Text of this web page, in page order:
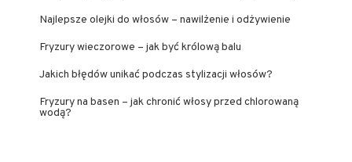
Najlepsze olejki do włosów – nawilżenie i odżywienie
Fryzury wieczorowe – jak być królową balu
Jakich błędów unikać podczas stylizacji włosów?
Fryzury na basen – jak chronić włosy przed chlorowaną
wodą?